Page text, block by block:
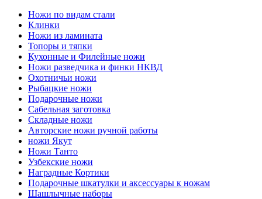
Ножи по видам стали
Клинки
Ножи из ламината
Топоры и тяпки
Кухонные и Филейные ножи
Ножи разведчика и финки НКВД
Охотничьи ножи
Рыбацкие ножи
Подарочные ножи
Сабельная заготовка
Складные ножи
Авторские ножи ручной работы
ножи Якут
Ножи Танто
Узбекские ножи
Наградные Кортики
Подарочные шкатулки и аксессуары к ножам
Шашлычные наборы